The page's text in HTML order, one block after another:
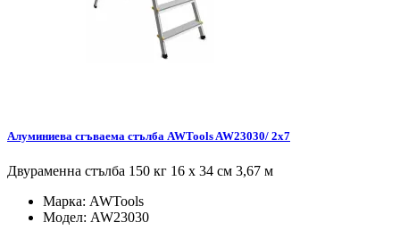
Алуминиева сгъваема стълба AWTools AW23030/ 2x7
Двураменна стълба 150 кг 16 x 34 см 3,67 м
Марка: AWTools
Модел: AW23030